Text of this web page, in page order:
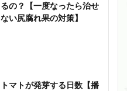
るの？【一度なったら治せ
ない尻腐れ果の対策】
トマトが発芽する日数【播